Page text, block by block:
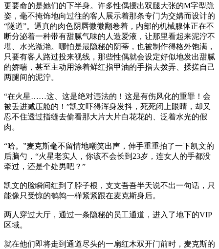
更要命的是她们的下半身。许多性偶摆出双腿大张的M字型跪
姿，毫不掩饰地向过往的客人展示着那条专门为交媾而设计的
“隧道”。逼真的肉色阴唇微微翻卷着，内部的机械腺体正在不
断分泌着一种带有甜腻气味的人造爱液，让那里看起来泥泞不
堪、水光潋滟。哪怕是最隐秘的阴蒂，也被制作得格外饱满，
只要有客人路过投来视线，那些性偶就会设定好似地发出甜腻
的娇喘，甚至主动用涂着鲜红指甲油的手指去拨弄、揉搓自己
两腿间的泥泞。
“在火星……这、这是绝对违法的！这是有伤风化的重罪！会
被丢进减压舱的！”凯文吓得浑身发抖，死死闭上眼睛，却又
忍不住透过指缝去偷看那大片大片白花花的、泛着水光的假
肉。
“哈。”麦克斯毫不留情地嘲笑出声，伸手重重拍了一下凯文的
后脑勺，“火星老实人，你该不会长到23岁，连女人的手都没
牵过，还是个处男吧？”
凯文的脸瞬间红到了脖子根，支支吾吾半天说不出一句话，只
能像只受惊的鹌鹑一样紧紧跟在麦克斯身后。
两人穿过大厅，通过一条隐秘的员工通道，进入了地下的VIP
区域。
就在他们即将走到通道尽头的一扇红木双开门前时，麦克斯的